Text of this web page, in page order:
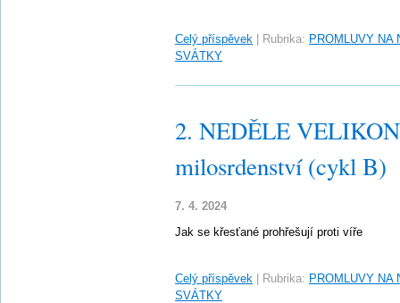
Celý příspěvek Rubrika: PROMLUVY NA
SVÁTKY
2. NEDĚLE
milosrdenství (cykl B)
7. 4. 2024
Jak se křesťané prohřešují proti víře
Celý příspěvek Rubrika: PROMLUVY NA
SVÁTKY